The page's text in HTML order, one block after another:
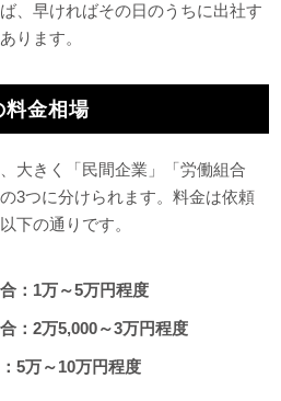
、早ければその日のうちに出社す
ります。
料金相場
大きく「民間企業」「労働組合
3つに分けられます。料金は依頼
下の通りです。
：1万～5万円程度
：2万5,000～3万円程度
5万～10万円程度